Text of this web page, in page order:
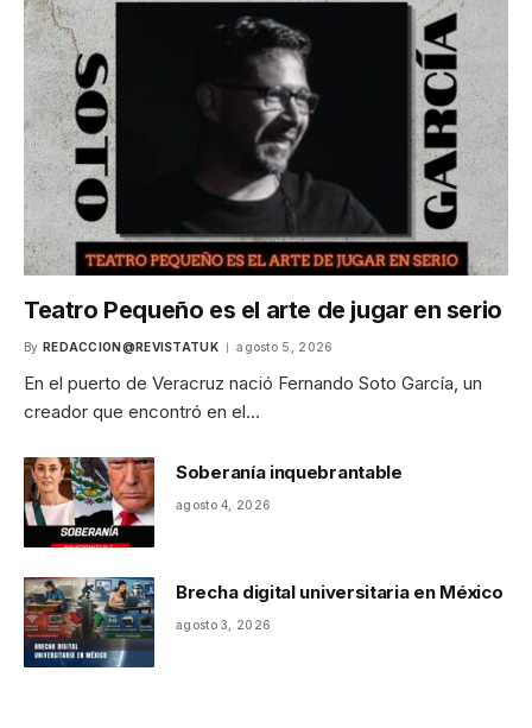
Teatro Pequeño es el arte de jugar en serio
By REDACCION@REVISTATUK agosto 5, 2026
En el puerto de Veracruz nació Fernando Soto García, un
creador que encontró en el…
Soberanía inquebrantable
agosto 4, 2026
Brecha digital universitaria en México
agosto 3, 2026